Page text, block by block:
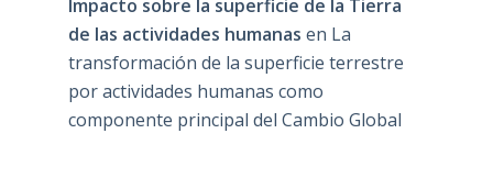
Impacto sobre la superficie de la Tierra
de las actividades humanas en La
transformación de la superficie terrestre
por actividades humanas como
componente principal del Cambio Global